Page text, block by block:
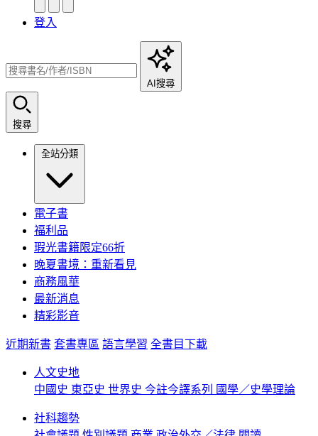
登入
AI搜尋
搜尋
全站分類
電子書
福利品
瑕光書籍限定66折
晚夏書境：重新看見
商務風華
最新消息
精彩影音
近期新書 套書專區 語言學習 全書目下載
人文史地
中國史 東亞史 世界史 今註今譯系列 國學／史學理論
社科趨勢